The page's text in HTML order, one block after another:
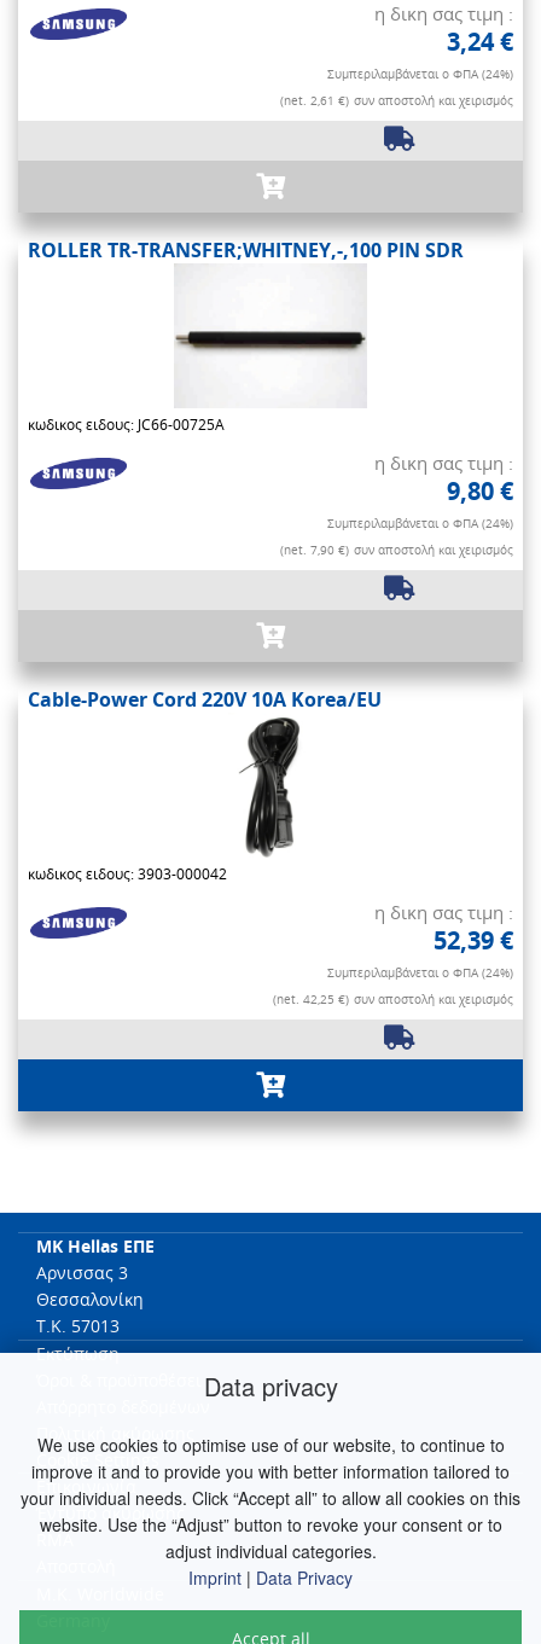
Data privacy
We use cookies to optimise use of our website, to continue to
improve it and to provide you with better information tailored to
your individual needs. Click “Accept all” to allow all cookies on this
website. Use the “Adjust” button to revoke your consent or to
adjust individual categories.
Imprint | Data Privacy
Accept all
η δικη σας τιμη :
3,24 €
Συμπεριλαμβάνεται ο ΦΠΑ (24%)
(net. 2,61 €) συν αποστολή και χειρισμός
ROLLER TR-TRANSFER;WHITNEY,-,100 PIN SDR
κωδικος ειδους: JC66-00725A
η δικη σας τιμη :
9,80 €
Συμπεριλαμβάνεται ο ΦΠΑ (24%)
(net. 7,90 €) συν αποστολή και χειρισμός
Cable-Power Cord 220V 10A Korea/EU
κωδικος ειδους: 3903-000042
η δικη σας τιμη :
52,39 €
Συμπεριλαμβάνεται ο ΦΠΑ (24%)
(net. 42,25 €) συν αποστολή και χειρισμός
MK Hellas ΕΠΕ
Αρνισσας 3
Θεσσαλονίκη
T.K. 57013
Εκτύπωση
Πολιτική ακύρωσης
Cookie Settings
Επικοινωνία
Έντυπο ακύρωσης